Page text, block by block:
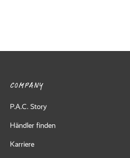
COMPANY
P.A.C. Story
Händler finden
Karriere